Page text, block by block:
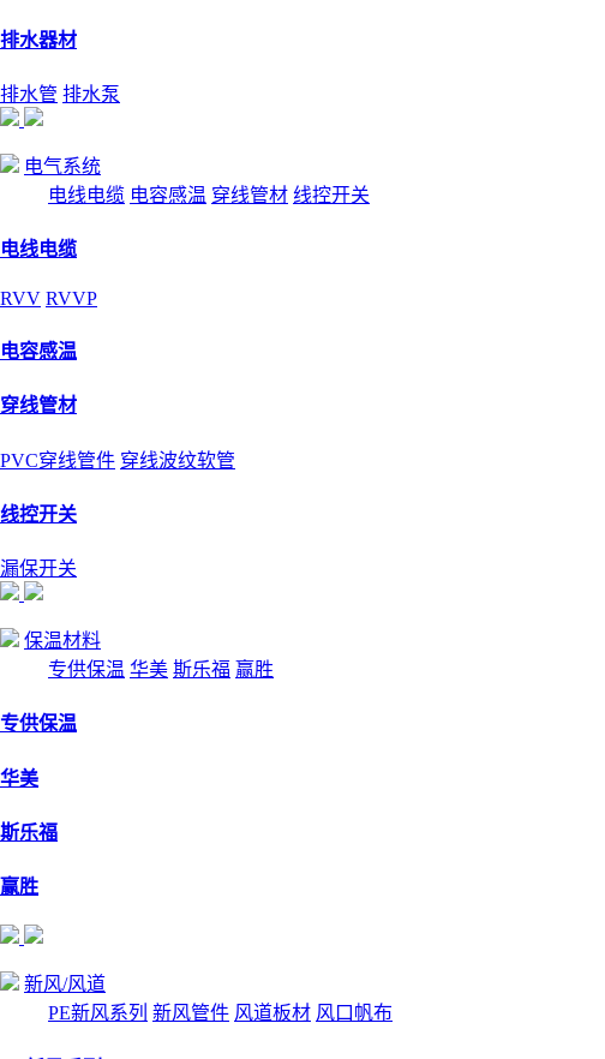
排水器材
排水管 排水泵
电气系统
电线电缆 电容感温 穿线管材 线控开关
电线电缆
RVV RVVP
电容感温
穿线管材
PVC穿线管件 穿线波纹软管
线控开关
漏保开关
保温材料
专供保温 华美 斯乐福 赢胜
专供保温
华美
斯乐福
赢胜
新风/风道
PE新风系列 新风管件 风道板材 风口帆布